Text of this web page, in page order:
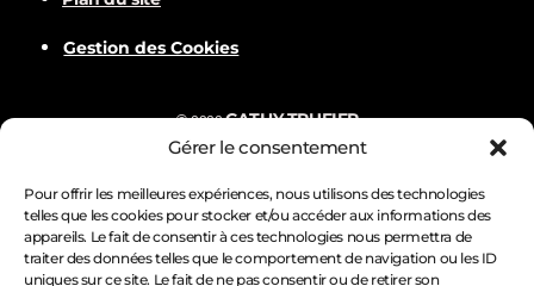
Gérer le consentement
Pour offrir les meilleures expériences, nous utilisons des technologies
telles que les cookies pour stocker et/ou accéder aux informations des
appareils. Le fait de consentir à ces technologies nous permettra de
traiter des données telles que le comportement de navigation ou les ID
uniques sur ce site. Le fait de ne pas consentir ou de retirer son
Gestion des Cookies
©2022CATHY TRUFIER